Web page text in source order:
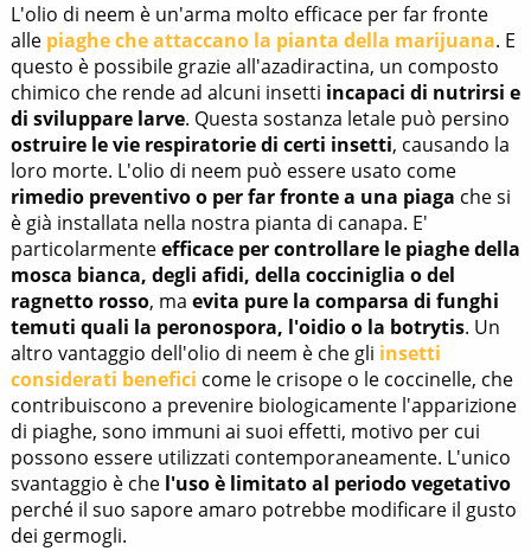
L'olio di neem è un'arma molto efficace per far fronte
alle piaghe che attaccano la pianta della marijuana. E
questo è possibile grazie all'azadiractina, un composto
chimico che rende ad alcuni insetti incapaci di nutrirsi e
di sviluppare larve. Questa sostanza letale può persino
ostruire le vie respiratorie di certi insetti, causando la
loro morte. L'olio di neem può essere usato come
rimedio preventivo o per far fronte a una piaga che si
è già installata nella nostra pianta di canapa. E'
particolarmenteefficace per controllare le piaghe della
mosca bianca, degli afidi, della cocciniglia o del
ragnetto rosso, ma evita pure la comparsa di funghi
temuti quali la peronospora, l'oidio o la botrytis. Un
altro vantaggio dell'olio di neem è che gli insetti
considerati benefici come le crisope o le coccinelle, che
contribuiscono a prevenire biologicamente l'apparizione
di piaghe, sono immuni ai suoi effetti, motivo per cui
possono essere utilizzati contemporaneamente. L'unico
svantaggio è che l'uso è limitato al periodo vegetativo
perché il suo sapore amaro potrebbe modificare il gusto
dei germogli.